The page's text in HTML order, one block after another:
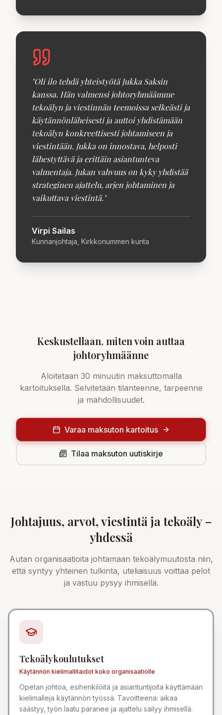
"Oli ilo tehdä yhteistyötä Jukka Saksin
kanssa. Hän valmensi johtoryhmäämme
tekoälyn ja viestinnän teemoissa selkeästi ja
käytännönläheisesti ja auttoi yhdistämään
tekoälyn konkreettisesti johtamiseen ja
viestintään. Jukka on innostava, helposti
lähestyttävä ja erittäin asiantunteva
valmentaja. Jukan vahvuus on kyky yhdistää
strateginen ajattelu, arjen johtaminen ja
vaikuttava viestintä."
Virpi Sailas
Kunnanjohtaja, Kirkkonummen kunta
Keskustellaan, miten voin auttaa
johtoryhmäänne
Aloitetaan 30 minuutin maksuttomalla
kartoituksella. Selvitetään tilanteenne, tarpeenne
ja mahdollisuudet.
Varaa maksuton kartoitus
Tilaa maksuton uutiskirje
Johtajuus, arvot, viestintä ja tekoäly –
yhdessä
Autan organisaatioita johtamaan tekoälymuutosta niin,
että syntyy yhteinen tulkinta, uteliaisuus voittaa pelot
ja vastuu pysyy ihmisellä.
Tekoälykoulutukset
Käytännön kielimallitaidot koko organisaatiolle
Opetan johtoa, esihenkilöitä ja asiantuntijoita käyttämään
kielimalleja käytännön työssä. Tavoitteena: aikaa
säästyy, työn laatu paranee ja ajattelu säilyy ihmisellä.